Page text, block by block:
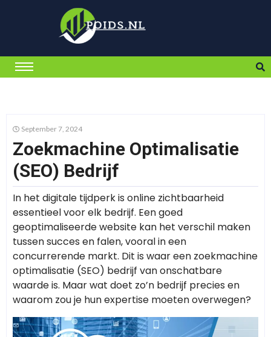
September 7, 2024
Zoekmachine Optimalisatie
(SEO) Bedrijf
In het digitale tijdperk is online zichtbaarheid
essentieel voor elk bedrijf. Een goed
geoptimaliseerde website kan het verschil maken
tussen succes en falen, vooral in een
concurrerende markt. Dit is waar een zoekmachine
optimalisatie (SEO) bedrijf van onschatbare
waarde is. Maar wat doet zo’n bedrijf precies en
waarom zou je hun expertise moeten overwegen?